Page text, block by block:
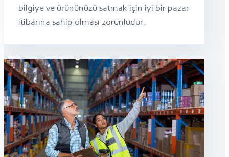
bilgiye ve ürününüzü satmak için iyi bir pazar
itibarına sahip olması zorunludur.